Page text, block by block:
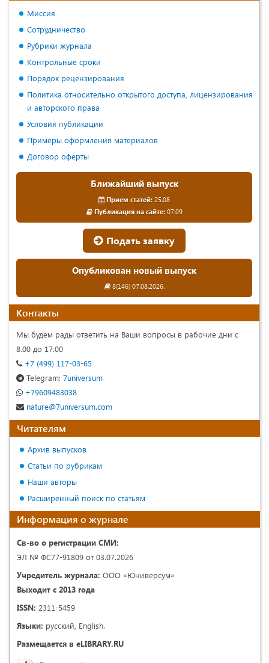
Миссия
Сотрудничество
Рубрики журнала
Контрольные сроки
Порядок рецензирования
Политика относительно открытого доступа, лицензирования
и авторского права
Условия публикации
Примеры оформления материалов
Договор оферты
Ближайший выпуск
Прием статей: 25.08
Публикация на сайте:07.09
Подать заявку
Опубликован новый выпуск
8(146) 07.08.2026.
Контакты
Мы будем рады ответить на Ваши вопросы в рабочие дни с
8.00 до 17.00
+7 (499) 117-03-65
Telegram: 7universum
+79609483038
nature@7universum.com
Читателям
Архив выпусков
Статьи по рубрикам
Наши авторы
Расширенный поиск по статьям
Информация о журнале
Св-во о регистрации СМИ:
ЭЛ № ФС77-91809 от 03.07.2026
Учредитель журнала: ООО «Юниверсум»
Выходит с 2013 года
ISSN: 2311-5459
Языки: русский, English.
Размещается в eLIBRARY.RU